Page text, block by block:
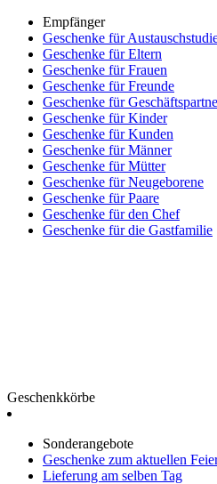
Empfänger
Geschenke für
Geschenke für Eltern
Geschenke für Frauen
Geschenke für Freunde
Geschenke für
Geschenke für Kinder
Geschenke für Kunden
Geschenke für Männer
Geschenke für Mütter
Geschenke für Neugeborene
Geschenke für Paare
Geschenke für den Chef
Geschenke für die Gastfamilie
Geschenkkörbe
Sonderangebote
Geschenke zum aktuellen
Lieferung am selben Tag